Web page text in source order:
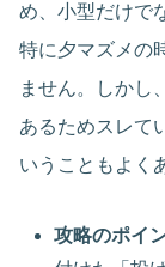
め、小型だけで
特に夕マズメの
ません。しかし
あるためスレて
いうこともよく
攻略のポイ